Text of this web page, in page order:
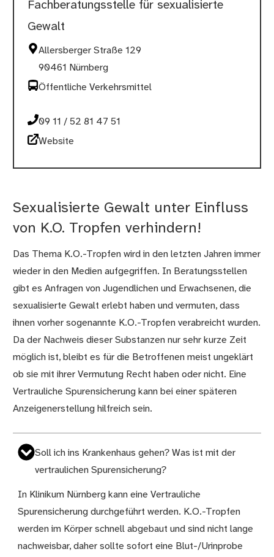
Fachberatungsstelle für sexualisierte
Gewalt
Allersberger Straße 129
90461 Nürnberg
Öffentliche Verkehrsmittel
09 11 / 52 81 47 51
Website
Sexualisierte Gewalt unter Einfluss
von K.O. Tropfen verhindern!
Das Thema K.O.-Tropfen wird in den letzten Jahren immer
wieder in den Medien aufgegriffen. In Beratungsstellen
gibt es Anfragen von Jugendlichen und Erwachsenen, die
sexualisierte Gewalt erlebt haben und vermuten, dass
ihnen vorher sogenannte K.O.-Tropfen verabreicht wurden.
Da der Nachweis dieser Substanzen nur sehr kurze Zeit
möglich ist, bleibt es für die Betroffenen meist ungeklärt
ob sie mit ihrer Vermutung Recht haben oder nicht. Eine
Vertrauliche Spurensicherung kann bei einer späteren
Anzeigenerstellung hilfreich sein.
Soll ich ins Krankenhaus gehen? Was ist mit der
vertraulichen Spurensicherung?
In Klinikum Nürnberg kann eine Vertrauliche
Spurensicherung durchgeführt werden. K.O.-Tropfen
werden im Körper schnell abgebaut und sind nicht lange
nachweisbar, daher sollte sofort eine Blut-/Urinprobe